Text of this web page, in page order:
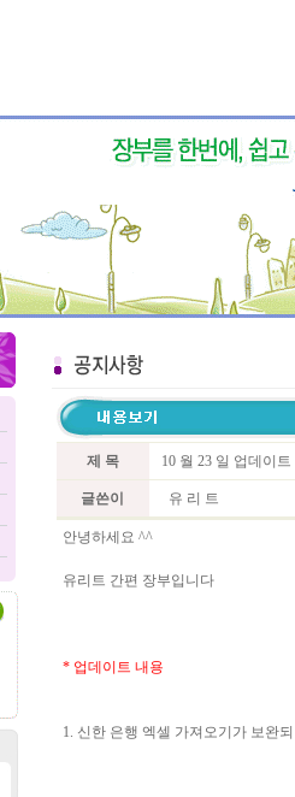
제 목 10 월 23 일 업데이
글쓴이 유 리 트
안녕하세요 ^^
유리트 간편 장부입니다
* 업데이트 내용
1. 신한 은행 엑셀 가져오기가 보완